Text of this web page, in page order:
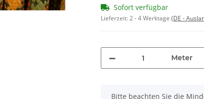
Sofort verfügbar
Lieferzeit:2 - 4 Werktage (DE -
Meter
x
Bitte beachten Sie die